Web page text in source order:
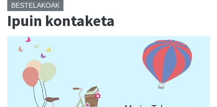
BESTELAKOAK
Ipuin kontaketa